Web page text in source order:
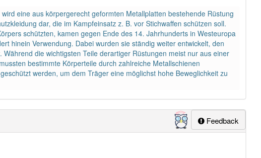
mit Endung-brustpanzeraber mit einem anderen Artikelder: 0
eine aus körpergerecht geformten Metallplatten bestehende Rüstung
dar, die im Kampfeinsatz z. B. vor Stichwaffen schützen soll.
schützten, kamen gegen Ende des 14. Jahrhunderts in Westeuropa
hinein Verwendung. Dabei wurden sie ständig weiter entwickelt, den
die wichtigsten Teile derartiger Rüstungen meist nur aus einer
bestimmte Körperteile durch zahlreiche Metallschienen
werden, um dem Träger eine möglichst hohe Beweglichkeit zu
Feedback